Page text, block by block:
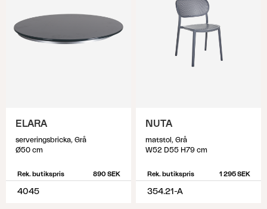
ELARA
serveringsbricka, Grå
Ø50 cm
Rek. butikspris 890 SEK
4045
NUTA
matstol, Grå
W52 D55 H79 cm
Rek. butikspris 1 295 SEK
354.21-A